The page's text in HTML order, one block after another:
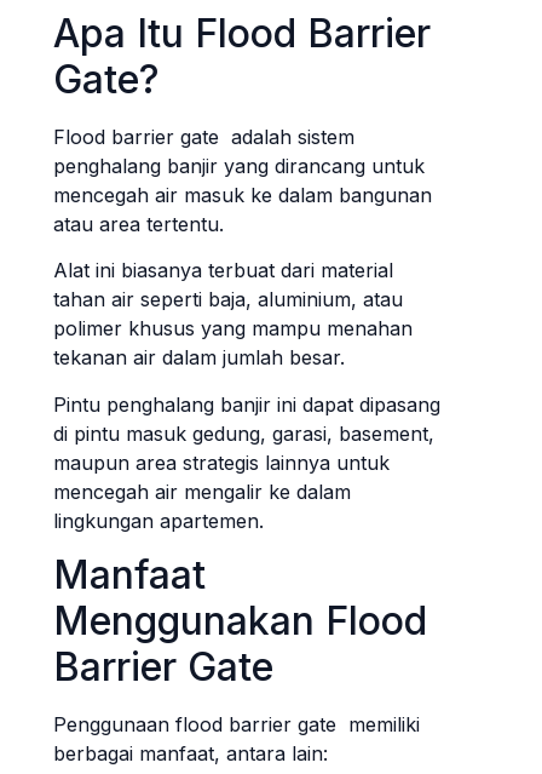
Apa Itu Flood Barrier
Gate?
Flood barrier gate adalah sistem
penghalang banjir yang dirancang untuk
mencegah air masuk ke dalam bangunan
atau area tertentu.
Alat ini biasanya terbuat dari material
tahan air seperti baja, aluminium, atau
polimer khusus yang mampu menahan
tekanan air dalam jumlah besar.
Pintu penghalang banjir ini dapat dipasang
di pintu masuk gedung, garasi, basement,
maupun area strategis lainnya untuk
mencegah air mengalir ke dalam
lingkungan apartemen.
Manfaat
Menggunakan Flood
Barrier Gate
Penggunaan flood barrier gate memiliki
berbagai manfaat, antara lain: